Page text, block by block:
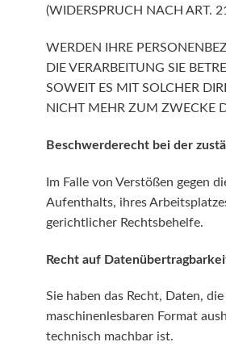
(WIDERSPRUCH NACH ART.
WERDEN IHRE
DIE VERARBEITUNG SIE
SOWEIT ES MIT SOLCHER
NICHT MEHR ZUM ZWECKE
Beschwerde­recht bei der
Im Falle von Verstößen gegen
Aufenthalts, ihres
gerichtlicher Rechtsbehelfe.
Recht auf
Sie haben das Recht, Daten,
maschinenlesbaren Format
technisch machbar ist.